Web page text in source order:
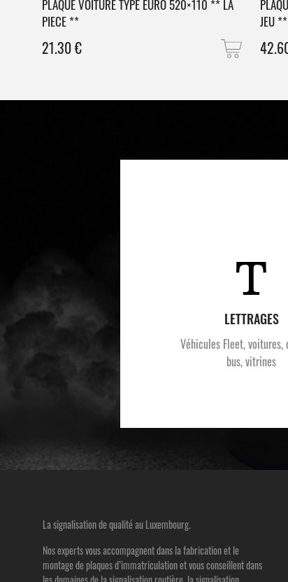
PLAQUE VOITURE TYPE EURO 520×110 ** LA
PIECE **
21.30€
JEU **
LETTRAGES
Véhicules Fleet, voitures,
bus, vitrines
La signalisation de qualité au Luxembourg.
Nos experts vous accompagnent dans la fabrication et le
montage de plaques d’immatriculation et vous conseillent dans